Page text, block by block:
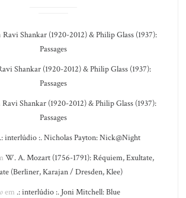
Ravi Shankar (1920-2012) & Philip Glass (1937):
Passages
Shankar (1920-2012) & Philip Glass (1937):
Passages
Ravi Shankar (1920-2012) & Philip Glass (1937):
Passages
.: interlúdio :. Nicholas Payton: Nick@Night
W. A. Mozart (1756-1791): Réquiem, Exultate,
(Berliner, Karajan / Dresden, Klee)
em .: interlúdio :. Joni Mitchell: Blue